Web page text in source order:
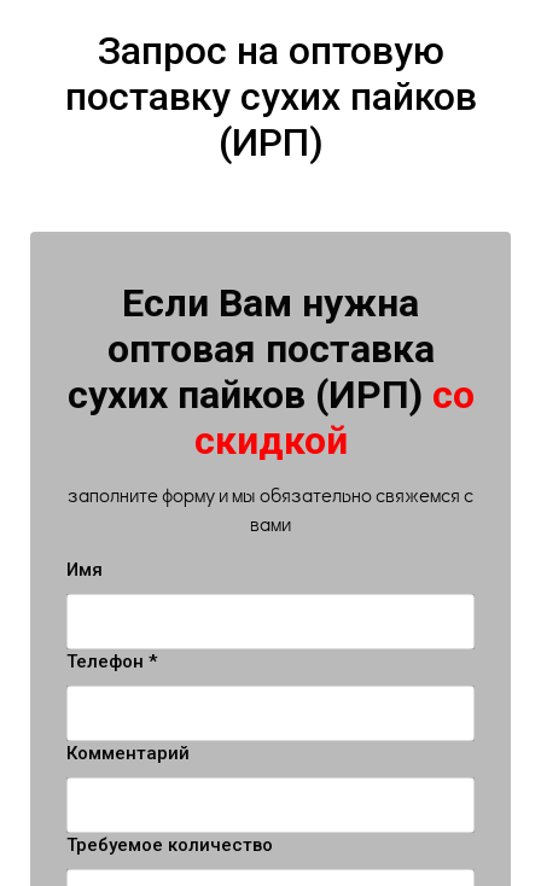
Запрос на оптовую
поставку сухих пайков
(ИРП)
Если Вам нужна
оптовая поставка
сухих пайков (ИРП) со
скидкой
заполните форму и мы обязательно свяжемся с
вами
Имя
Телефон *
Комментарий
Требуемое количество